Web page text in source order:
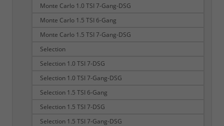
Monte Carlo 1.0 TSI 7-Gang-DSG
Monte Carlo 1.5 TSI 6-Gang
Monte Carlo 1.5 TSI 7-Gang-DSG
Selection
Selection 1.0 TSI 7-DSG
Selection 1.0 TSI 7-Gang-DSG
Selection 1.5 TSI 6-Gang
Selection 1.5 TSI 7-DSG
Selection 1.5 TSI 7-Gang-DSG